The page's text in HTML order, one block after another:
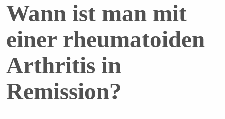
Wann ist man mit
einer rheumatoiden
Arthritis in
Remission?